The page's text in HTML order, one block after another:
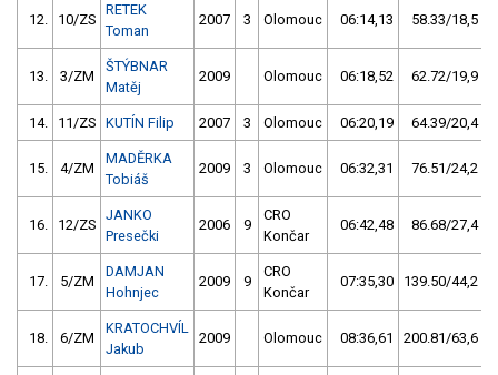
12. 10/ZS
RETEK
Toman
2007 3 Olomouc 06:14,13 58.33/18,5
13. 3/ZM
ŠTÝBNAR
Matěj
2009 Olomouc 06:18,52 62.72/19,9
14. 11/ZS KUTÍN Filip 2007 3 Olomouc 06:20,19 64.39/20,4
15. 4/ZM
MADĚRKA
Tobiáš
2009 3 Olomouc 06:32,31 76.51/24,2
16. 12/ZS
JANKO
Presečki
2006 9
CRO
Končar
06:42,48 86.68/27,4
17. 5/ZM
DAMJAN
Hohnjec
2009 9
CRO
Končar
07:35,30 139.50/44,2
18. 6/ZM
KRATOCHVÍL
Jakub
2009 Olomouc 08:36,61 200.81/63,6